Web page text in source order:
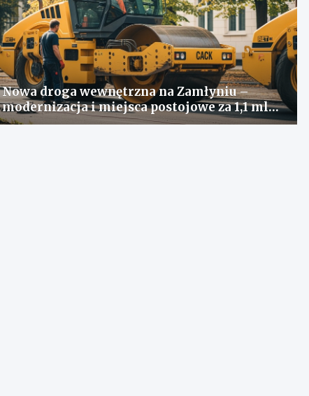
Nowa droga wewnętrzna na Zamłyniu –
modernizacja i miejsca postojowe za 1,1 mln
zł